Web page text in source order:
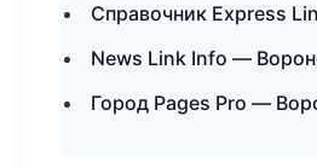
Справочник Express
News Link Info —
Город Pages Pro —